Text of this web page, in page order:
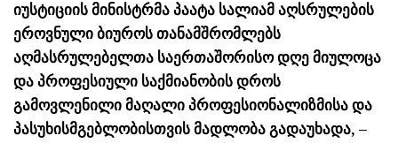
იუსტიციის მინისტრმა პაატა სალიამ აღსრულების
ეროვნული ბიუროს თანამშრომლებს
აღმასრულებელთა საერთაშორისო დღე მიულოცა
და პროფესიული საქმიანობის დროს
გამოვლენილი მაღალი პროფესიონალიზმისა და
პასუხისმგებლობისთვის მადლობა გადაუხადა, –